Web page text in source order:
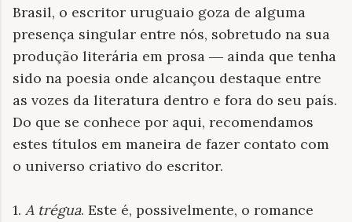
Brasil, o escritor uruguaio goza de alguma
presença singular entre nós, sobretudo na sua
produção literária em prosa ― ainda que tenha
sido na poesia onde alcançou destaque entre
as vozes da literatura dentro e fora do seu país.
Do que se conhece por aqui, recomendamos
estes títulos em maneira de fazer contato com
o universo criativo do escritor.
1. A trégua. Este é, possivelmente, o romance